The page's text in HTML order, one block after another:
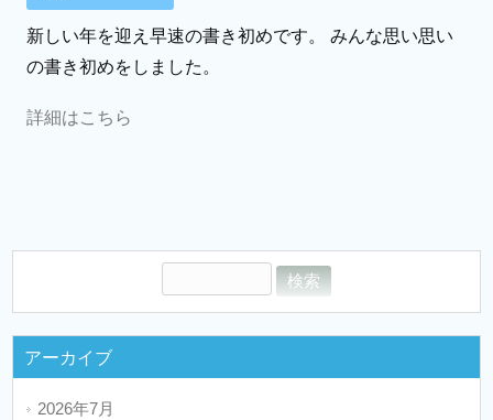
新しい年を迎え早速の書き初めです。 みんな思い思い
の書き初めをしました。
詳細はこちら
アーカイブ
2026年7月